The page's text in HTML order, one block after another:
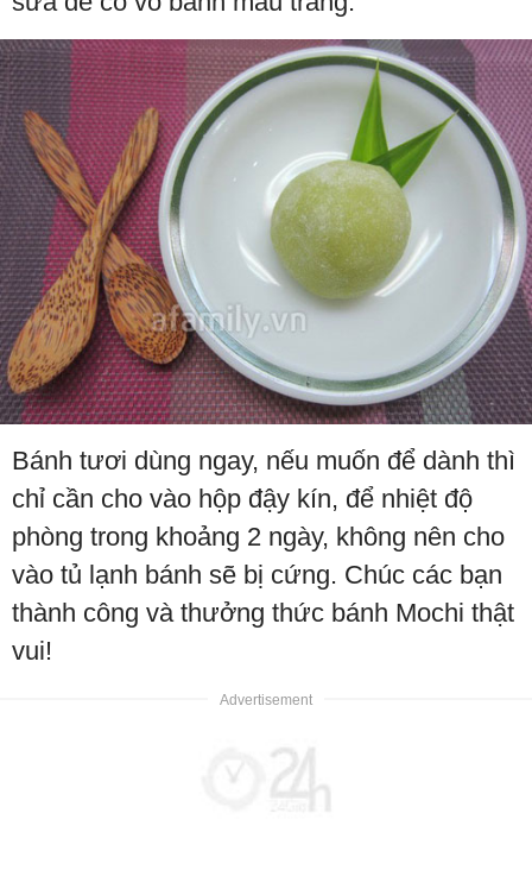
Bánh tươi dùng ngay, nếu muốn để dành thì
chỉ cần cho vào hộp đậy kín, để nhiệt độ
phòng trong khoảng 2 ngày, không nên cho
vào tủ lạnh bánh sẽ bị cứng. Chúc các bạn
thành công và thưởng thức bánh Mochi thật
vui!